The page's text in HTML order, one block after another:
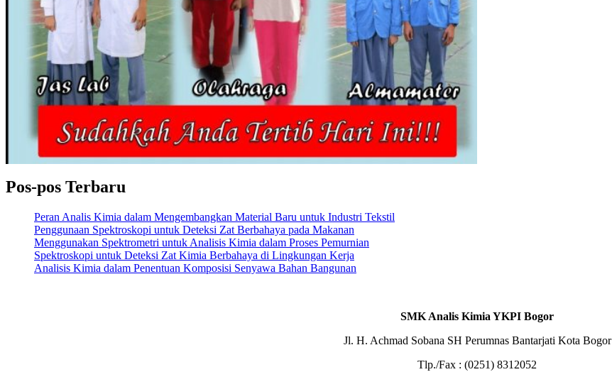
Pos-pos Terbaru
Peran Analis Kimia dalam Mengembangkan Material Baru untuk Industri Tekstil
Penggunaan Spektroskopi untuk Deteksi Zat Berbahaya pada Makanan
Menggunakan Spektrometri untuk Analisis Kimia dalam Proses Pemurnian
Spektroskopi untuk Deteksi Zat Kimia Berbahaya di Lingkungan Kerja
Analisis Kimia dalam Penentuan Komposisi Senyawa Bahan Bangunan
SMK Analis Kimia YKPI Bogor
Jl. H. Achmad Sobana SH Perumnas Bantarjati Kota Bogor
Tlp./Fax : (0251) 8312052